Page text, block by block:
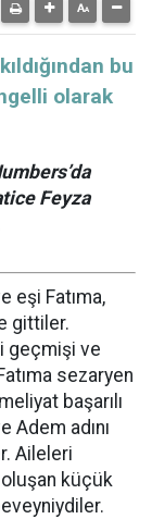
bu
olarak
Feyza
eşi Fatıma,
gittiler.
geçmişi ve
sezaryen
başarılı
Adem adını
Aileleri
küçük